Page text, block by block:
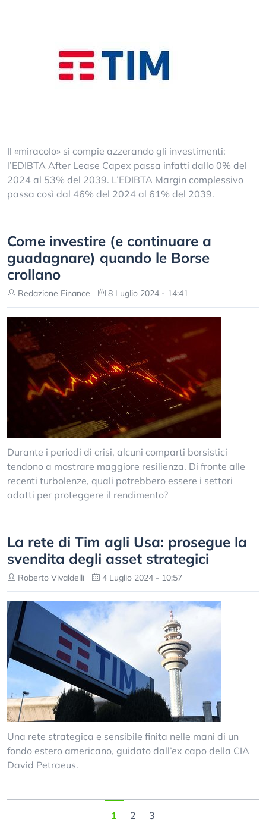
Il «miracolo» si compie azzerando gli investimenti:
l’EDIBTA After Lease Capex passa infatti dallo 0% del
2024 al 53% del 2039. L’EDIBTA Margin complessivo
passa così dal 46% del 2024 al 61% del 2039.
Come investire (e continuare a
guadagnare) quando le Borse
crollano
Redazione Finance 8 Luglio 2024 - 14:41
Durante i periodi di crisi, alcuni comparti borsistici
tendono a mostrare maggiore resilienza. Di fronte alle
recenti turbolenze, quali potrebbero essere i settori
adatti per proteggere il rendimento?
La rete di Tim agli Usa: prosegue la
svendita degli asset strategici
Roberto Vivaldelli 4 Luglio 2024 - 10:57
Una rete strategica e sensibile finita nelle mani di un
fondo estero americano, guidato dall’ex capo della CIA
David Petraeus.
1 2 3